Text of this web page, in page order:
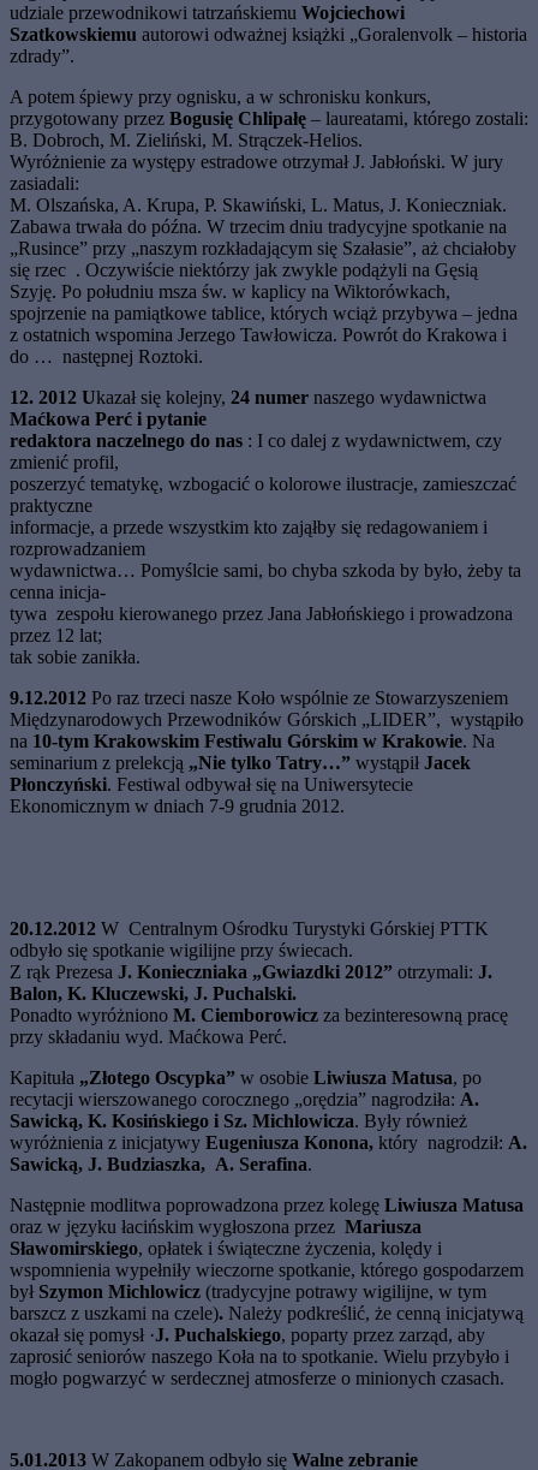
udziale przewodnikowi tatrzańskiemu Wojciechowi
Szatkowskiemu autorowi odważnej książki „Goralenvolk – historia
zdrady”.
A potem śpiewy przy ognisku, a w schronisku konkurs,
przygotowany przez Bogusię Chlipałę – laureatami, którego zostali:
B. Dobroch, M. Zieliński, M. Strączek-Helios.
Wyróżnienie za występy estradowe otrzymał J. Jabłoński. W jury
zasiadali:
M. Olszańska, A. Krupa, P. Skawiński, L. Matus, J. Konieczniak.
Zabawa trwała do późna. W trzecim dniu tradycyjne spotkanie na
„Rusince” przy „naszym rozkładającym się Szałasie”, aż chciałoby
się rzec . Oczywiście niektórzy jak zwykle podążyli na Gęsią
Szyję. Po południu msza św. w kaplicy na Wiktorówkach,
spojrzenie na pamiątkowe tablice, których wciąż przybywa – jedna
z ostatnich wspomina Jerzego Tawłowicza. Powrót do Krakowa i
do … następnej Roztoki.
12. 2012 Ukazał się kolejny, 24 numer naszego wydawnictwa
Maćkowa Perć i pytanie
redaktora naczelnego do nas : I co dalej z wydawnictwem, czy
zmienić profil,
poszerzyć tematykę, wzbogacić o kolorowe ilustracje, zamieszczać
praktyczne
informacje, a przede wszystkim kto zająłby się redagowaniem i
rozprowadzaniem
wydawnictwa… Pomyślcie sami, bo chyba szkoda by było, żeby ta
cenna inicja-
tywa zespołu kierowanego przez Jana Jabłońskiego i prowadzona
przez 12 lat;
tak sobie zanikła.
9.12.2012 Po raz trzeci nasze Koło wspólnie ze Stowarzyszeniem
Międzynarodowych Przewodników Górskich „LIDER”, wystąpiło
na 10-tym Krakowskim Festiwalu Górskim w Krakowie. Na
seminarium z prelekcją „Nie tylko Tatry…” wystąpiłJacek
Płonczyński. Festiwal odbywał się na Uniwersytecie
Ekonomicznym w dniach 7-9 grudnia 2012.
20.12.2012 W Centralnym Ośrodku Turystyki Górskiej PTTK
odbyło się spotkanie wigilijne przy świecach.
Z rąk Prezesa J. Konieczniaka „Gwiazdki 2012” otrzymali: J.
Balon, K. Kluczewski, J. Puchalski.
Ponadto wyróżniono M. Ciemborowicz za bezinteresowną pracę
przy składaniu wyd. Maćkowa Perć.
Kapituła „Złotego Oscypka” w osobie Liwiusza Matusa, po
recytacji wierszowanego corocznego „orędzia” nagrodziła: A.
Sawicką, K. Kosińskiego i Sz. Michlowicza. Były również
wyróżnienia z inicjatywy Eugeniusza Konona, który nagrodził: A.
Sawicką, J. Budziaszka, A. Serafina.
Następnie modlitwa poprowadzona przez kolegę Liwiusza Matusa
oraz w języku łacińskim wygłoszona przez Mariusza
Sławomirskiego, opłatek i świąteczne życzenia, kolędy i
wspomnienia wypełniły wieczorne spotkanie, którego gospodarzem
był Szymon Michlowicz (tradycyjne potrawy wigilijne, w tym
barszcz z uszkami na czele). Należy podkreślić, że cenną inicjatywą
okazał się pomysł ·J. Puchalskiego, poparty przez zarząd, aby
zaprosić seniorów naszego Koła na to spotkanie. Wielu przybyło i
mogło pogwarzyć w serdecznej atmosferze o minionych czasach.
5.01.2013 W Zakopanem odbyło się Walne zebranie